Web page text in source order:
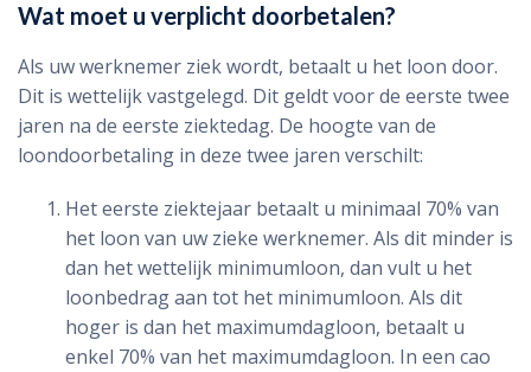
Wat moet u verplicht doorbetalen?
Als uw werknemer ziek wordt, betaalt u het loon door.
Dit is wettelijk vastgelegd. Dit geldt voor de eerste twee
jaren na de eerste ziektedag. De hoogte van de
loondoorbetaling in deze twee jaren verschilt:
Het eerste ziektejaar betaalt u minimaal 70% van
het loon van uw zieke werknemer. Als dit minder is
dan het wettelijk minimumloon, dan vult u het
loonbedrag aan tot het minimumloon. Als dit
hoger is dan het maximumdagloon, betaalt u
enkel 70% van het maximumdagloon. In een cao